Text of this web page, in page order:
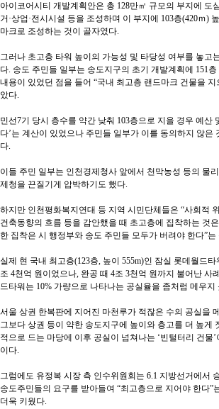
아이코어시티 개발계획안은 총 128만㎡ 규모의 부지에 도
거 ·상업 ·전시시설 등을 조성하며 이 부지에 103층(420ｍ)
마크로 조성하는 것이 골자였다.
그러나 초고층 타워 높이의 가능성 및 타당성 여부를 놓고
다. 송도 주민들 일부는 송도지구의 초기 개발계획에 151층
내용이 있었던 점을 들어 “국내 최고층 랜드마크 건물을 지
았다.
민선7기 당시 층수를 약간 낮춰 103층으로 지을 경우 예산
다’는 계산이 있었으나 주민들 일부가 이를 동의하지 않은
다.
이들 주민 일부는 인천경제청사 앞에서 천막농성 등의 물
제청을 끈질기게 압박하기도 했다.
하지만 인천평화복지연대 등 지역 시민단체들은 “사회적
건축동향의 흐름 등을 감안했을 때 초고층에 집착하는 것
한 집착은 시 행정부와 송도 주민들 모두가 버려야 한다”는
실제 현 국내 최고층(123층, 높이 555m)인 잠실 롯데월드
조 4천억 원이었으나, 완공 때 4조 3천억 원까지 불어난 사
드타워는 10% 가량으로 나타나는 공실율을 좀처럼 메우지
서울 상권 한복판에 지어진 마천루가 적잖은 수의 공실을
그보다 상권 등이 약한 송도지구에 높이와 층고를 더 높게
적으로 드는 마당에 이후 공실이 넘쳐나는 ‘빈털터리 건물’
이다.
그럼에도 유정복 시장 측 인수위원회는 6.1 지방선거에서
송도주민들의 요구를 받아들여 “최고층으로 지어야 한다”
더욱 키웠다.